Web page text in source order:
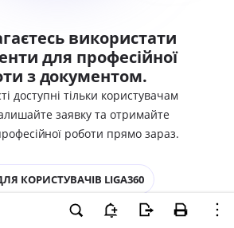
використати
для професійної
з документом.
доступні тільки користувачам
заявку та отримайте
роботи прямо зараз.
КОРИСТУВАЧІВ LIGA360
LIGA360 - ОТРИМАТИ